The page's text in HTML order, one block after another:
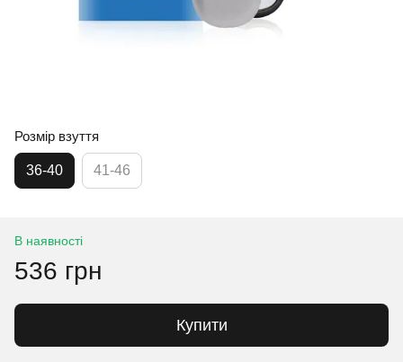
Розмір взуття
36-40 41-46
В наявності
536 грн
Купити